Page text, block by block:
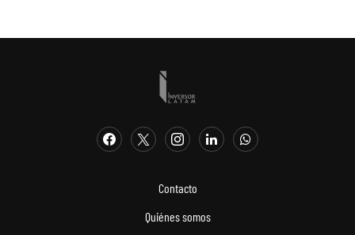
Contacto
Quiénes somos